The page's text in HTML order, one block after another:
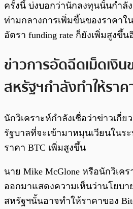
ครั้งนี้ บ่งบอกว่านักลงทุนนั้นกำลัง
ท่ามกลางการเพิ่มขึ้นของราคา
อัตรา funding rate ก็ยังเพิ่มสูงขึ้น
ข่าวการอัดฉีดเม็ดเงิ
สหรัฐฯกำลังทำให้ราค
นักวิเคราะห์กำลังเชื่อว่าข่าวเกี่ย
รัฐบาลที่จะเข้ามาหมุนเวียนในร
ราคา BTC เพิ่มสูงขึ้น
นาย Mike McGlone หรือนักวิเคร
ออกมาแสดงความเห็นว่านโยบา
สหรัฐฯนั้นอาจทำให้ราคาของ